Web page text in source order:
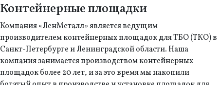
Контейнерные площадки
Компания «ЛенМеталл» является ведущим
производителем контейнерных площадок для ТБО (ТКО) в
Санкт-Петербурге и Ленинградской области. Наша
компания занимается производством контейнерных
площадок более 20 лет, и за это время мы накопили